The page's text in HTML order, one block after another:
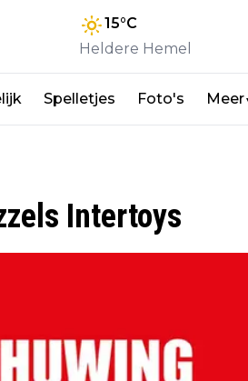
15°C
Heldere Hemel
Spelletjes Foto's Meer
Intertoys